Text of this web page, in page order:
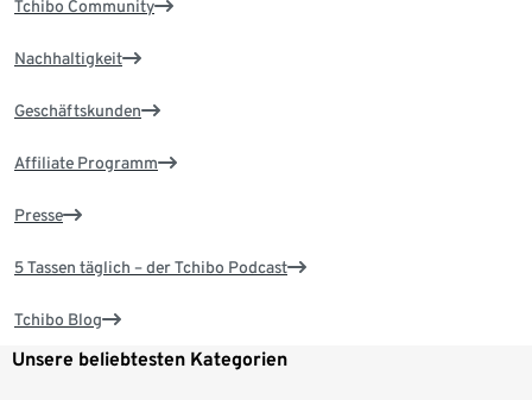
Tchibo Community
Nachhaltigkeit
Geschäftskunden
Affiliate Programm
Presse
5 Tassen täglich – der Tchibo Podcast
Tchibo Blog
Unsere beliebtesten Kategorien